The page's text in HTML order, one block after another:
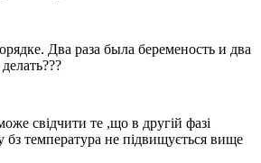
Два раза была беременость и два
свідчити те ,що в другій фазі
бз температура не підвищується вище